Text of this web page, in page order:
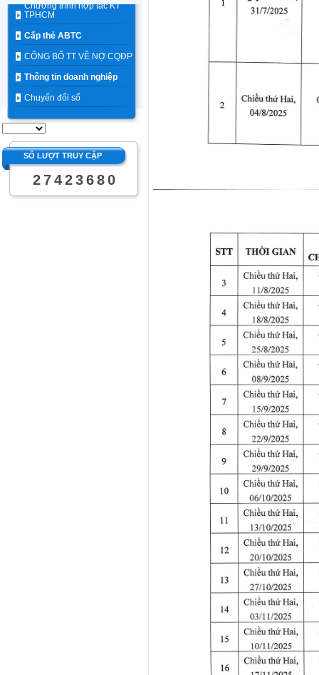
Chương trình hợp tác KT
TPHCM
Cấp thẻ ABTC
CÔNG BỐ TT VỀ NỢ CQĐP
Thông tin doanh nghiệp
Chuyển đổi số
SỐ LƯỢT TRUY CẬP
2 7 4 2 3 6 8 0